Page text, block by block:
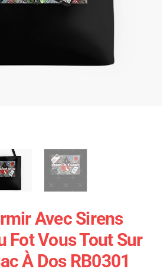
Avec Sirens
Fot Vous Tout Sur
À Dos RB0301